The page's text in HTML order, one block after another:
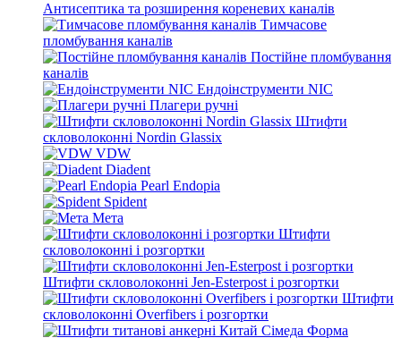
Антисептика та розширення кореневих каналів
Тимчасове
пломбування каналів
Постійне пломбування
каналів
Ендоінструменти NIC
Плагери ручні
Штифти
скловолоконні Nordin Glassix
VDW
Diadent
Pearl Endopia
Spident
Мета
Штифти
скловолоконні і розгортки
Штифти скловолоконні Jen-Esterpost і розгортки
Штифти
скловолоконні Overfibers і розгортки